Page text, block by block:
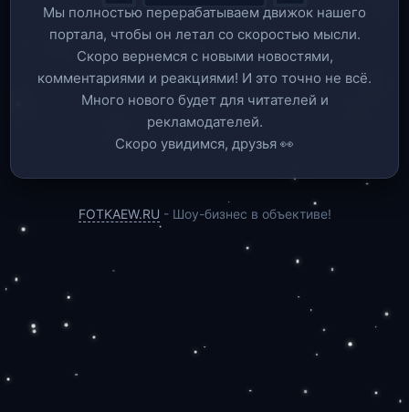
Мы полностью перерабатываем движок нашего
портала, чтобы он летал со скоростью мысли.
Скоро вернемся c новыми новостями,
комментариями и реакциями! И это точно не всё.
Много нового будет для читателей и
рекламодателей.
Скоро увидимся, друзья 👀
FOTKAEW.RU - Шоу-бизнес в объективе!